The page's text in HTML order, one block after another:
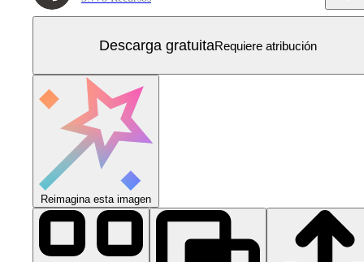
Descarga gratuitaRequiere atribución
Reimagina esta imagen